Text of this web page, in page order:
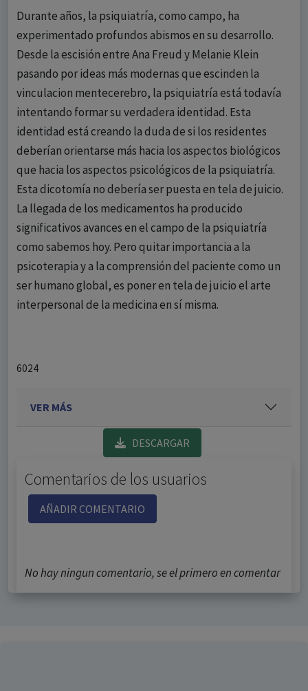
Durante años, la psiquiatría, como campo, ha
experimentado profundos abismos en su desarrollo.
Desde la escisión entre Ana Freud y Melanie Klein
pasando por ideas más modernas que escinden la
vinculacion mentecerebro, la psiquiatría está todavía
intentando formar su verdadera identidad. Esta
identidad está creando la duda de si los residentes
deberían orientarse más hacia los aspectos biológicos
que hacia los aspectos psicológicos de la psiquiatría.
Esta dicotomía no debería ser puesta en tela de juicio.
La llegada de los medicamentos ha producido
significativos avances en el campo de la psiquiatría
como sabemos hoy. Pero quitar importancia a la
psicoterapia y a la comprensión del paciente como un
ser humano global, es poner en tela de juicio el arte
interpersonal de la medicina en sí misma.
6024
VER MÁS
DESCARGAR
Comentarios de los usuarios
AÑADIR COMENTARIO
No hay ningun comentario, se el primero en comentar